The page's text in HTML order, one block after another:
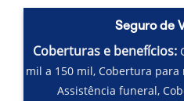
Seguro de
Coberturas e benefícios:
mil a 150 mil, Cobertura para
Assistência funeral,